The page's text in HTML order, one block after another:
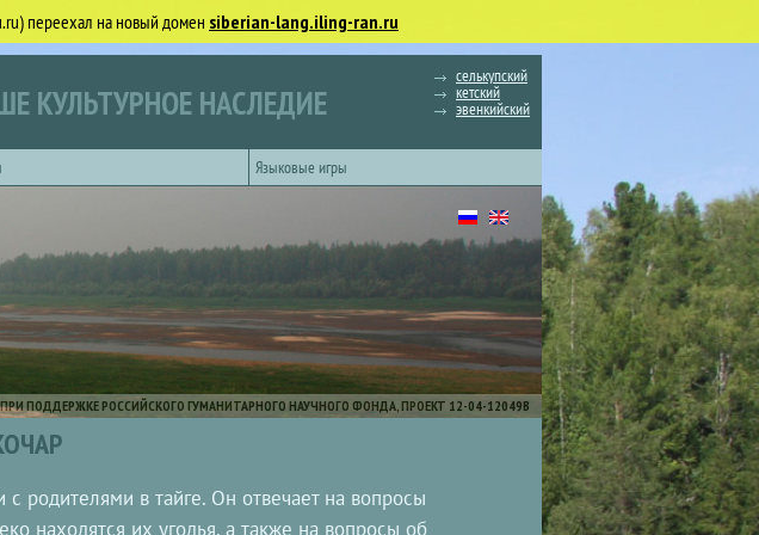
переехал на новый домен siberian-lang.iling-ran.ru
КУЛЬТУРНОЕ НАСЛЕДИЕ
селькупский
кетский
эвенкийский
Языковые игры
ПОДДЕРЖКЕ РОССИЙСКОГО ГУМАНИТАРНОГО НАУЧНОГО ФОНДА, ПРОЕКТ 12-04-12049В
родителями в тайге. Он отвечает на вопросы
находятся их угодья, а также на вопросы об